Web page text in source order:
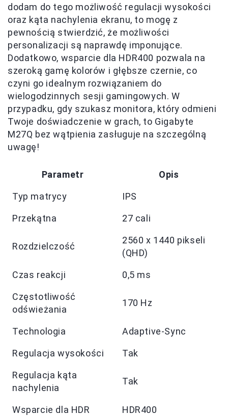
dodam do tego możliwość regulacji wysokości
oraz kąta nachylenia ekranu, to mogę z
pewnością stwierdzić, że możliwości
personalizacji są naprawdę imponujące.
Dodatkowo, wsparcie dla HDR400 pozwala na
szeroką gamę kolorów i głębsze czernie, co
czyni go idealnym rozwiązaniem do
wielogodzinnych sesji gamingowych. W
przypadku, gdy szukasz monitora, który odmieni
Twoje doświadczenie w grach, to Gigabyte
M27Q bez wątpienia zasługuje na szczególną
uwagę!
Parametr Opis
Typ matrycy IPS
Przekątna 27 cali
Rozdzielczość
2560 x 1440 pikseli
(QHD)
Czas reakcji 0,5 ms
Częstotliwość
odświeżania
170 Hz
Technologia Adaptive-Sync
Regulacja wysokości Tak
Regulacja kąta
nachylenia
Tak
Wsparcie dla HDR HDR400